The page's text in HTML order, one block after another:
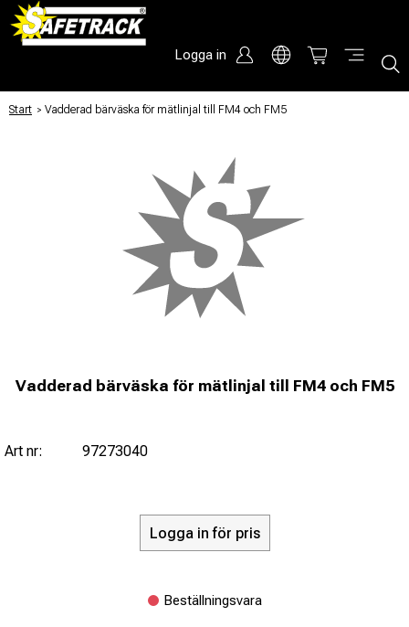
Logga in
Start / Vadderad bärväska för mätlinjal till FM4 och FM5
Vadderad bärväska för mätlinjal till FM4 och FM5
Art nr: 97273040
Logga in för pris
Beställningsvara